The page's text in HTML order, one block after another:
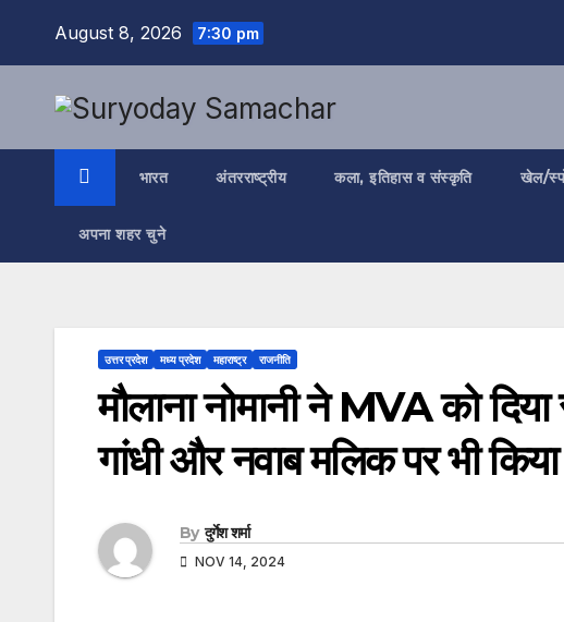
August 8, 2026 7:30 pm
भारत अंतरराष्ट्रीय कला, इतिहास व संस्कृति खेल/
अपना शहर चुने
उत्तर प्रदेश मध्य प्रदेश महाराष्ट्र राजनीति
मौलाना नोमानी ने MVA को
गांधी और नवाब मलिक पर भी
By दुर्गेश शर्मा
NOV 14, 2024